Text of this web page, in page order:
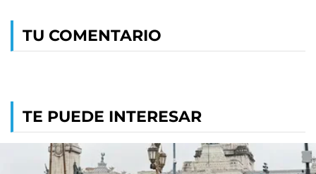
TU COMENTARIO
TE PUEDE INTERESAR